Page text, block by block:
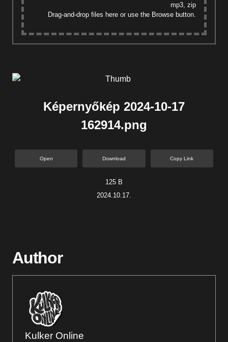
mp3, zip
Drag-and-drop files here or use the Browse button.
Képernyőkép 2024-10-17
162914.png
Open Download Copy Link
125 B
2024.10.17.
Author
Kulker Online